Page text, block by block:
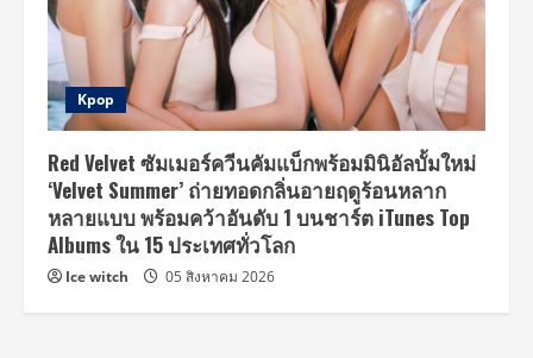
Kpop
Red Velvet ซัมเมอร์ควีนคัมแบ็กพร้อมมินิอัลบั้มใหม่
‘Velvet Summer’ ถ่ายทอดกลิ่นอายฤดูร้อนหลาก
หลายแบบ พร้อมคว้าอันดับ 1 บนชาร์ต iTunes Top
Albums ใน 15 ประเทศทั่วโลก
Ice witch 05 สิงหาคม 2026